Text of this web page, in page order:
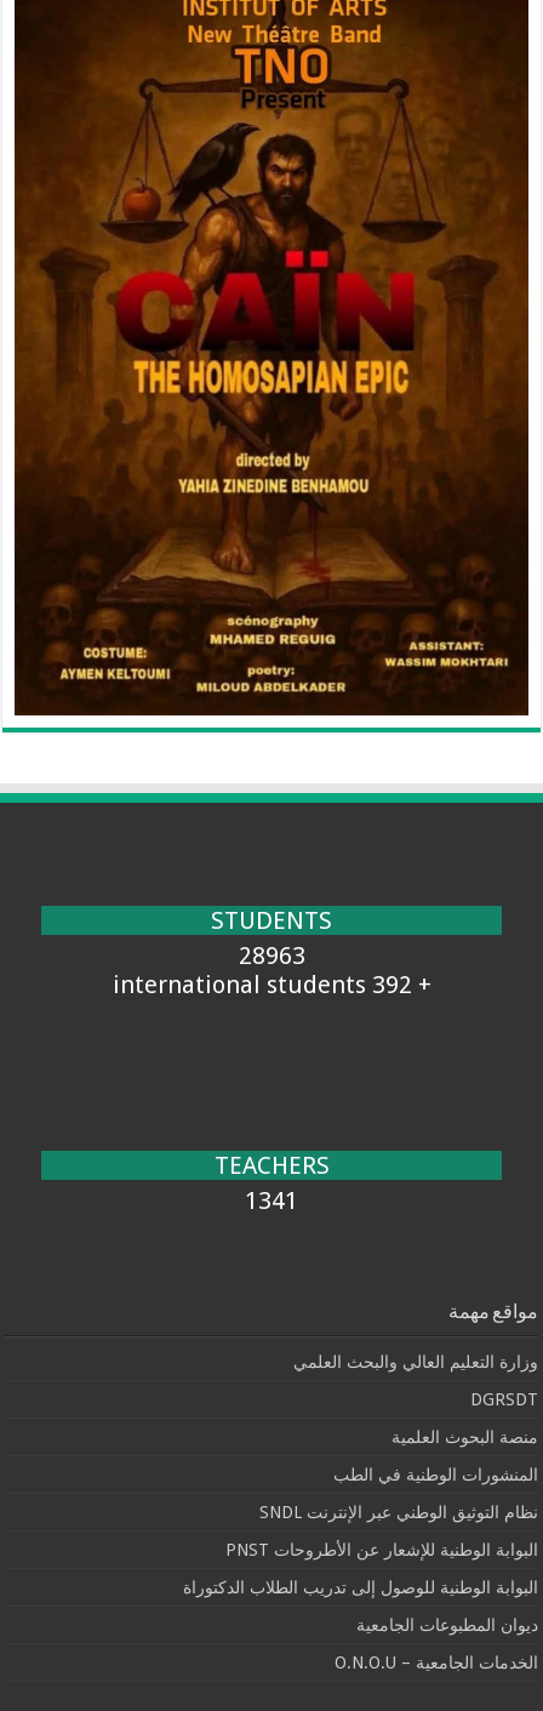
STUDENTS
28963
+ 392 international students
TEACHERS
1341
مواقع مهمة
وزارة التعليم العالي والبحث العلمي
DGRSDT
منصة البحوث العلمية
المنشورات الوطنية في الطب
نظام التوثيق الوطني عبر الإنترنت SNDL
البوابة الوطنية للإشعار عن الأطروحات PNST
البوابة الوطنية للوصول إلى تدريب الطلاب الدكتوراة
ديوان المطبوعات الجامعية
الخدمات الجامعية – O.N.O.U